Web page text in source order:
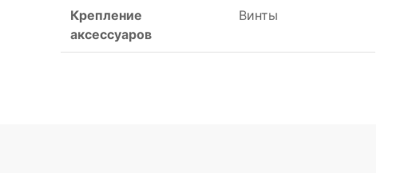
Крепление
аксессуаров
Винты